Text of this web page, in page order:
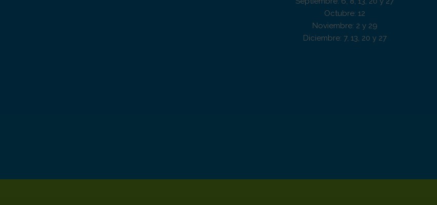
Octubre: 12
Noviembre: 2 y 29
Diciembre: 7, 13, 20 y 27